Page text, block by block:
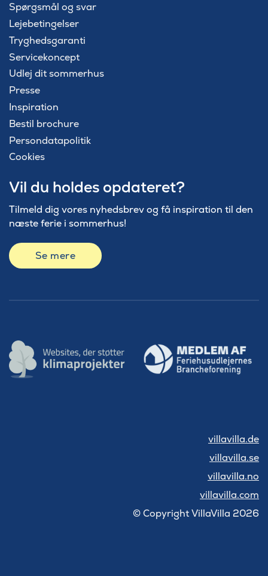
Spørgsmål og svar
Lejebetingelser
Tryghedsgaranti
Servicekoncept
Udlej dit sommerhus
Presse
Inspiration
Bestil brochure
Persondatapolitik
Cookies
Vil du holdes opdateret?
Tilmeld dig vores nyhedsbrev og få inspiration til den
næste ferie i sommerhus!
Se mere
villavilla.de
villavilla.se
villavilla.no
villavilla.com
© Copyright VillaVilla 2026